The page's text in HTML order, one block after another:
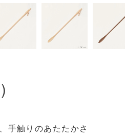
手触りのあたたかさ